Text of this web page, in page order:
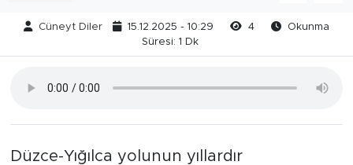
Cüneyt Diler 15.12.2025 - 10:29 4
Okunma
Süresi: 1 Dk
Düzce-Yığılca yolunun yıllardır